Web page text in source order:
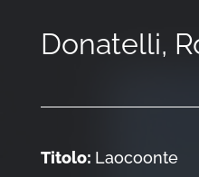
Donatelli,
Titolo: Laocoonte